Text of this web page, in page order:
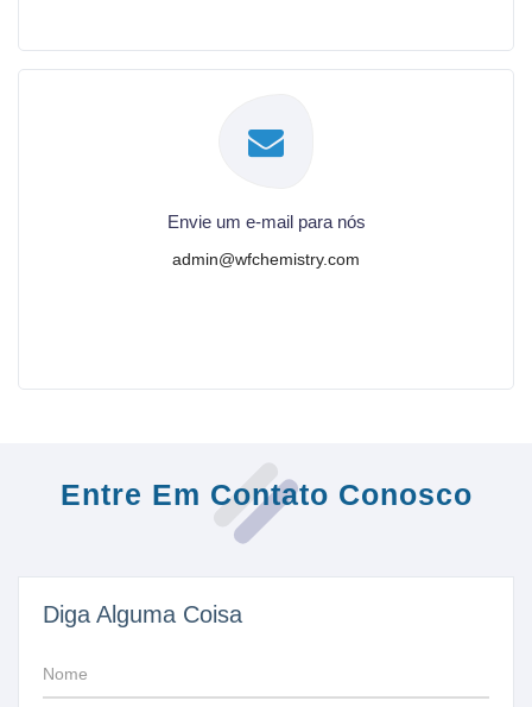
Envie um e-mail para nós
admin@wfchemistry.com
Entre Em Contato Conosco
Diga Alguma Coisa